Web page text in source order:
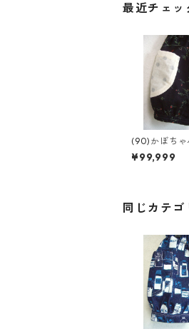
最近チェッ
(90)かぼちゃ
¥99,999
同じカテゴ